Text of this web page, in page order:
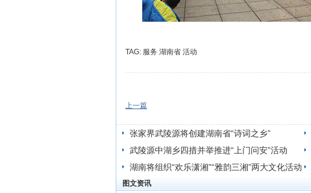
TAG: 服务 湖南省 活动
上一篇
张家界武陵源将创建湖南省“诗词之乡”
武陵源中湖乡四措并举推进“上门问安”活动
湖南将组织“欢乐潇湘”“雅韵三湘”两大文化活动
图文资讯